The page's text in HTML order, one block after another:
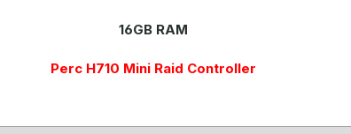
16GB RAM
Perc H710 Mini Raid Controller